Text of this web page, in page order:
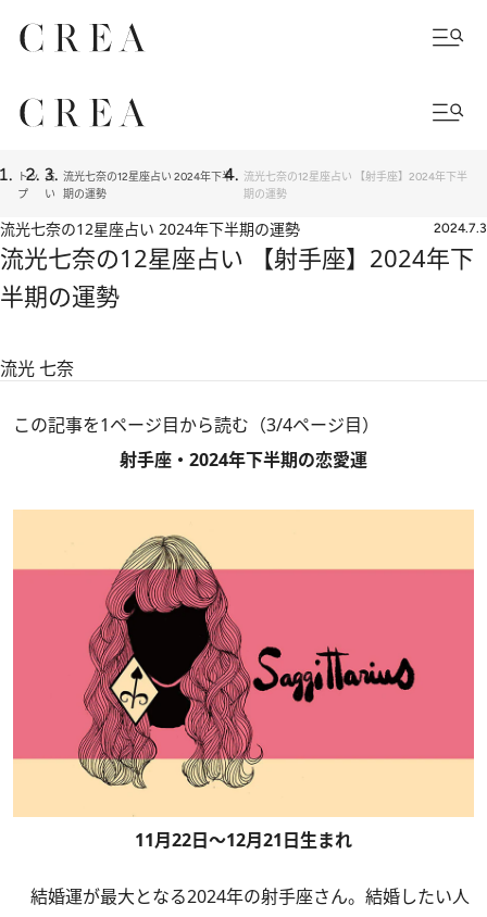
トッ
プ
占
い
流光七奈の12星座占い 2024年下半
期の運勢
流光七奈の12星座占い 【射手座】2024年下半
期の運勢
流光七奈の12星座占い 2024年下半期の運勢 2024.7.3
流光七奈の12星座占い 【射手座】2024年下
半期の運勢
流光 七奈
この記事を1ページ目から読む（3/4ページ目）
射手座・2024年下半期の恋愛運
11月22日～12月21日生まれ
結婚運が最大となる2024年の射手座さん。結婚したい人